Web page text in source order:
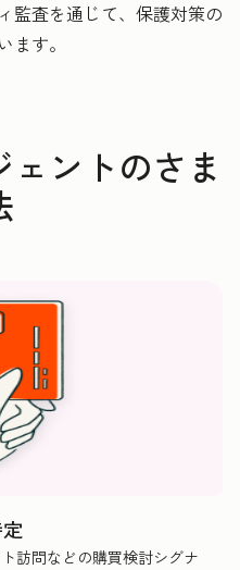
監査を通じて、保護対策の
ます。
ントのさま
訪問などの購買検討シグナ